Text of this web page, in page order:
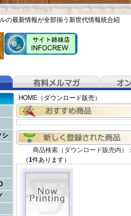
の最新情報が全部揃う新世代情報統合紹
シ
HOME（ダウンロード販売）
商品検索（ダウンロード販売内）
（1件あります）